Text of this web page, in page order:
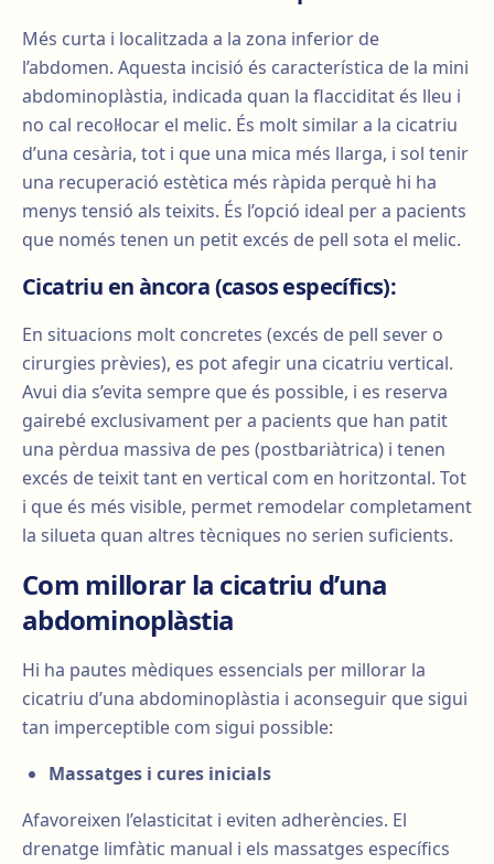
Més curta i localitzada a la zona inferior de
l’abdomen. Aquesta incisió és característica de la mini
abdominoplàstia, indicada quan la flacciditat és lleu i
no cal recol·locar el melic. És molt similar a la cicatriu
d’una cesària, tot i que una mica més llarga, i sol tenir
una recuperació estètica més ràpida perquè hi ha
menys tensió als teixits. És l’opció ideal per a pacients
que només tenen un petit excés de pell sota el melic.
Cicatriu en àncora (casos específics):
En situacions molt concretes (excés de pell sever o
cirurgies prèvies), es pot afegir una cicatriu vertical.
Avui dia s’evita sempre que és possible, i es reserva
gairebé exclusivament per a pacients que han patit
una pèrdua massiva de pes (postbariàtrica) i tenen
excés de teixit tant en vertical com en horitzontal. Tot
i que és més visible, permet remodelar completament
la silueta quan altres tècniques no serien suficients.
Com millorar la cicatriu d’una
abdominoplàstia
Hi ha pautes mèdiques essencials per millorar la
cicatriu d’una abdominoplàstia i aconseguir que sigui
tan imperceptible com sigui possible:
Massatges i cures inicials
Afavoreixen l’elasticitat i eviten adherències. El
drenatge limfàtic manual i els massatges específics